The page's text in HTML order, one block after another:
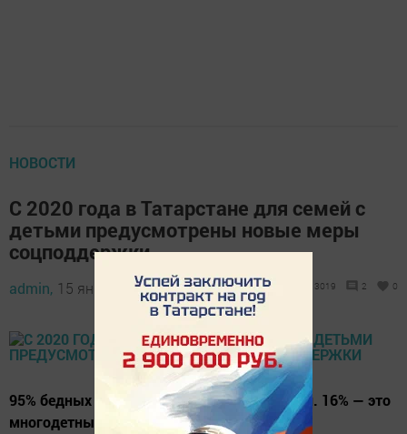
НОВОСТИ
С 2020 года в Татарстане для семей с
детьми предусмотрены новые меры
соцподдержки
admin, 15 января 2020 - 12:15 3019 2 0
95% бедных в регионе — это семьи с детьми. 16% — это
многодетные семьи.